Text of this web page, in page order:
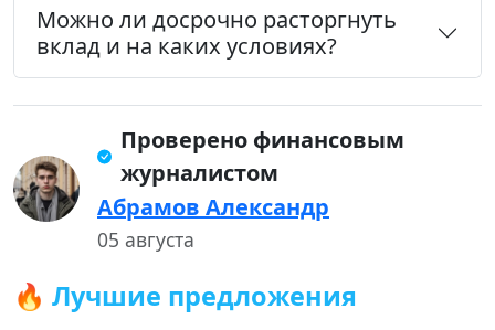
Можно ли досрочно расторгнуть
вклад и на каких условиях?
Проверено финансовым
журналистом
Абрамов Александр
05 августа
🔥 Лучшие предложения